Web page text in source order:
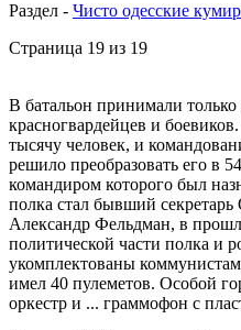
Раздел - Чисто одесские
Страница 19 из 19
В батальон принимали
красногвардейцев и
тысячу человек, и
решило преобразовать его в
командиром которого был
полка стал бывший секретарь
Александр Фельдман, в
политической части полка и
укомплектованы
имел 40 пулеметов. Особой
оркестр и ... граммофон с